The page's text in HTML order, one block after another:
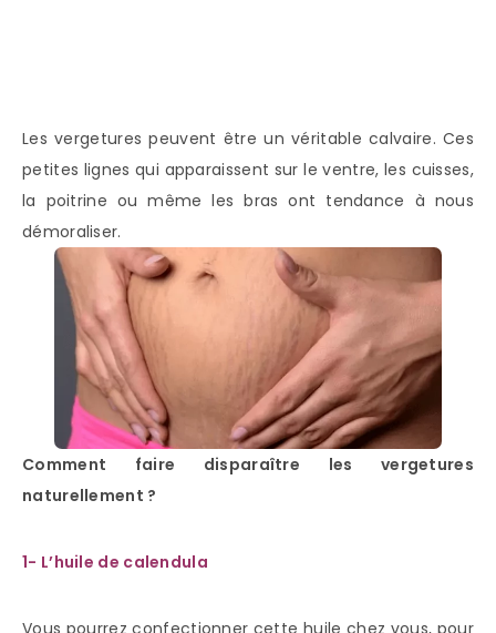
Les vergetures peuvent être un véritable calvaire. Ces
petites lignes qui apparaissent sur le ventre, les cuisses,
la poitrine ou même les bras ont tendance à nous
démoraliser.
Comment faire disparaître les vergetures
naturellement ?
1- L’huile de calendula